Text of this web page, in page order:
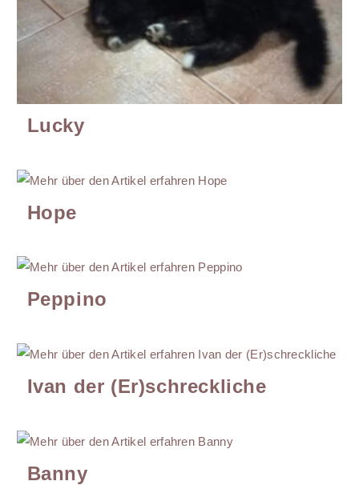
Lucky
Hope
Peppino
Ivan der (Er)schreckliche
Banny